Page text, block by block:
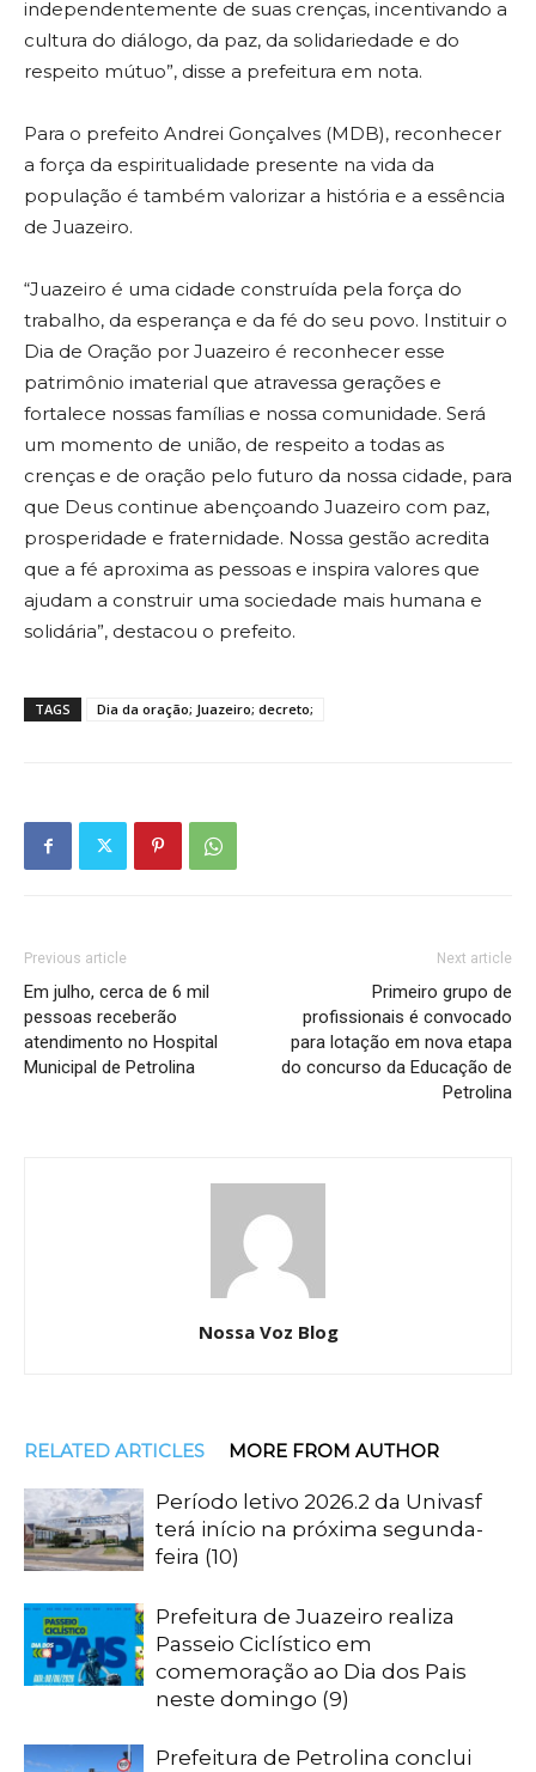
independentemente de suas crenças, incentivando a
cultura do diálogo, da paz, da solidariedade e do
respeito mútuo”, disse a prefeitura em nota.
Para o prefeito Andrei Gonçalves (MDB), reconhecer
a força da espiritualidade presente na vida da
população é também valorizar a história e a essência
de Juazeiro.
“Juazeiro é uma cidade construída pela força do
trabalho, da esperança e da fé do seu povo. Instituir o
Dia de Oração por Juazeiro é reconhecer esse
patrimônio imaterial que atravessa gerações e
fortalece nossas famílias e nossa comunidade. Será
um momento de união, de respeito a todas as
crenças e de oração pelo futuro da nossa cidade, para
que Deus continue abençoando Juazeiro com paz,
prosperidade e fraternidade. Nossa gestão acredita
que a fé aproxima as pessoas e inspira valores que
ajudam a construir uma sociedade mais humana e
solidária”, destacou o prefeito.
TAGS Dia da oração; Juazeiro; decreto;
Previous article
Em julho, cerca de 6 mil
pessoas receberão
atendimento no Hospital
Municipal de Petrolina
Next article
Primeiro grupo de
profissionais é convocado
para lotação em nova etapa
do concurso da Educação de
Petrolina
Nossa Voz Blog
RELATED ARTICLES MORE FROM AUTHOR
Período letivo 2026.2 da Univasf
terá início na próxima segunda-
feira (10)
Prefeitura de Juazeiro realiza
Passeio Ciclístico em
comemoração ao Dia dos Pais
neste domingo (9)
Prefeitura de Petrolina conclui